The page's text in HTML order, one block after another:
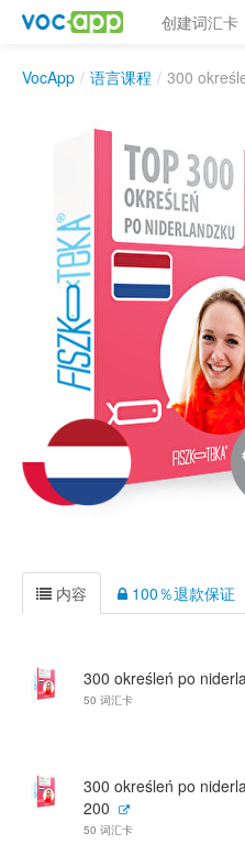
创建词汇卡
VocApp / 语言课程 / 300
内容 100％退款保证
300 określeń po
50 词汇卡
300 określeń po
200
50 词汇卡